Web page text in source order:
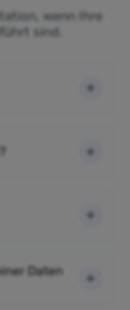
wenn Ihre
sind.
Daten